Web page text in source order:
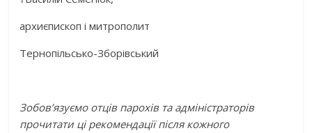
архиєпископ і митрополит
Тернопільсько-Зборівський
Зобов’язуємо отців парохів та адміністраторів
прочитати ці рекомендації після кожного